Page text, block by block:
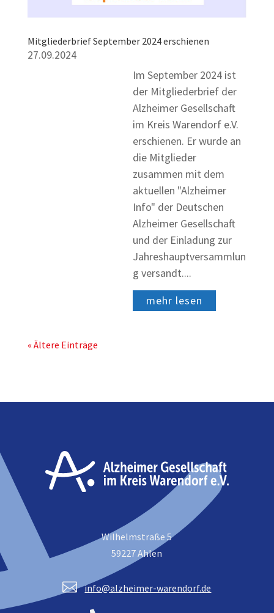
Mitgliederbrief September 2024 erschienen
27.09.2024
Im September 2024 ist
der Mitgliederbrief der
Alzheimer Gesellschaft
im Kreis Warendorf e.V.
erschienen. Er wurde an
die Mitglieder
zusammen mit dem
aktuellen "Alzheimer
Info" der Deutschen
Alzheimer Gesellschaft
und der Einladung zur
Jahreshauptversammlun
g versandt....
mehr lesen
« Ältere Einträge
Wilhelmstraße 5
59227 Ahlen
 info@alzheimer-warendorf.de